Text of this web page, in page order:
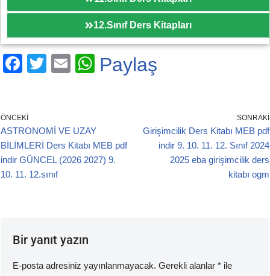
12.Sınıf Ders Kitapları
F
e
b
o
o
T
er
E
W
A
p
Paylaş
ÖNCEKI
ASTRONOMİ VE UZAY
BİLİMLERİ Ders Kitabı MEB pdf
indir GÜNCEL (2026 2027) 9.
10. 11. 12.sınıf
SONRAKI
Girişimcilik Ders Kitabı MEB pdf
indir 9. 10. 11. 12. Sınıf 2024
2025 eba girişimcilik ders
kitabı ogm
Bir yanıt yazın
E-posta adresiniz yayınlanmayacak. Gerekli alanlar * ile